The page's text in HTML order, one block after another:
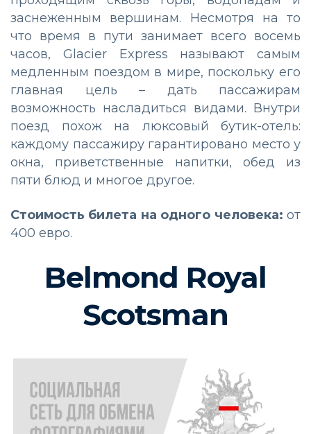
заснеженным вершинам. Несмотря на то
что время в пути занимает всего восемь
часов, Glacier Express называют самым
медленным поездом в мире, поскольку его
главная цель – дать пассажирам
возможность насладиться видами. Внутри
поезд похож на люксовый бутик-отель:
каждому пассажиру гарантировано место у
окна, приветственные напитки, обед из
пяти блюд и многое другое.
Стоимость билета на одного человека: от
400 евро.
Belmond Royal
Scotsman